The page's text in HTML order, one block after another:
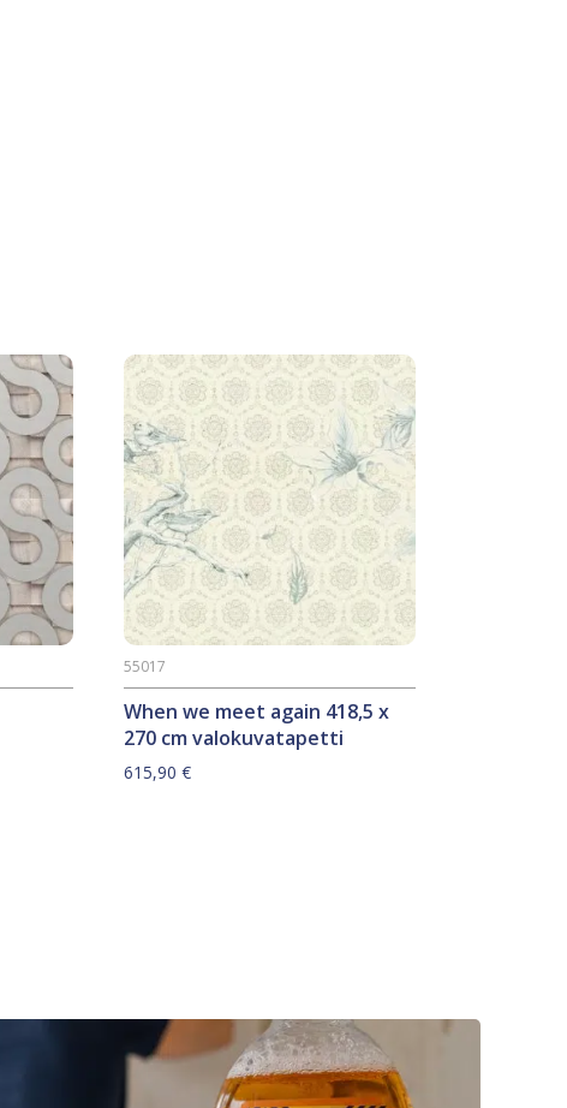
When we meet again 418,5 x
270 cm valokuvatapetti
55017
615,90€